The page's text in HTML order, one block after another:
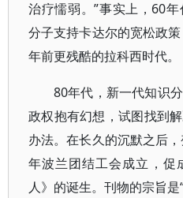
治疗懦弱。”事实上，60
分子支持卡达尔的宽松政
年前更残酷的拉科西时代。
80年代，新一代知识
政权抱有幻想，试图找到
办法。在长久的沉默之后
年波兰团结工会成立，促
人》的诞生。刊物的宗旨